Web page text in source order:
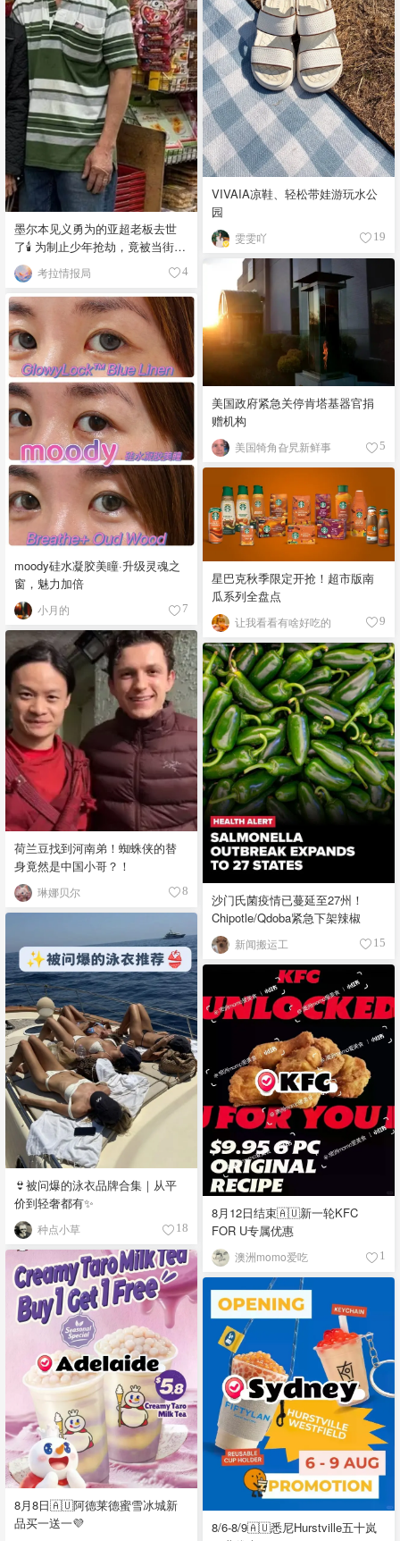
VIVAIA凉鞋、轻松带娃游玩水公
园
雯雯吖 19
墨尔本见义勇为的亚超老板去世
了🕯️ 为制止少年抢劫，竟被当街围
殴致死！考拉情报局 4
美国政府紧急关停肯塔基器官捐
赠机构
美国犄角旮旯新鲜事 5
moody硅水凝胶美瞳·升级灵魂之
窗，魅力加倍
小月的 7
星巴克秋季限定开抢！超市版南
瓜系列全盘点
让我看看有啥好吃的 9
荷兰豆找到河南弟！蜘蛛侠的替
身竟然是中国小哥？！
琳娜贝尔 8
沙门氏菌疫情已蔓延至27州！
Chipotle/Qdoba紧急下架辣椒
新闻搬运工 15
👙被问爆的泳衣品牌合集｜从平
价到轻奢都有✨
种点小草 18
8月12日结束🇦🇺新一轮KFC
FOR U专属优惠
澳洲momo爱吃 1
8月8日🇦🇺阿德莱德蜜雪冰城新
品买一送一💜
8/6-8/9🇦🇺悉尼Hurstville五十岚